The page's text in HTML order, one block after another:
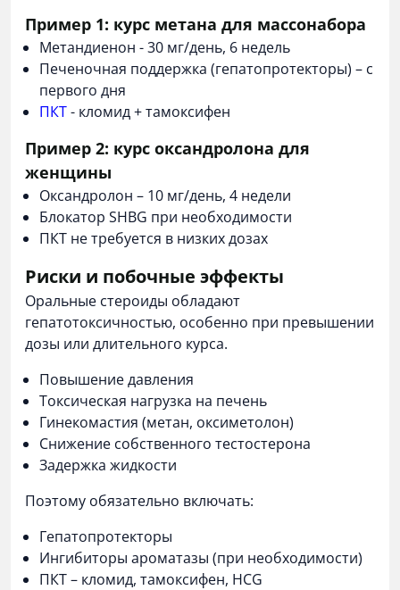
Пример 1: курс метана для массонабора
Метандиенон - 30 мг/день, 6 недель
Печеночная поддержка (гепатопротекторы) – с
первого дня
ПКТ- кломид + тамоксифен
Пример 2: курс оксандролона для
женщины
Оксандролон – 10 мг/день, 4 недели
Блокатор SHBG при необходимости
ПКТ не требуется в низких дозах
Риски и побочные эффекты
Оральные стероиды обладают
гепатотоксичностью, особенно при превышении
дозы или длительного курса.
Повышение давления
Токсическая нагрузка на печень
Гинекомастия (метан, оксиметолон)
Снижение собственного тестостерона
Задержка жидкости
Поэтому обязательно включать:
Гепатопротекторы
Ингибиторы ароматазы (при необходимости)
ПКТ – кломид, тамоксифен, HCG